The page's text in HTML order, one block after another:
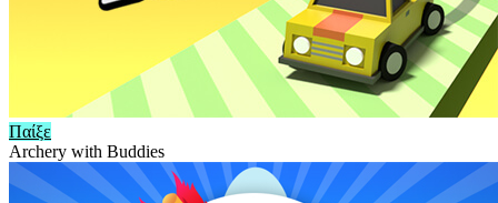
Παίξε
Archery with Buddies